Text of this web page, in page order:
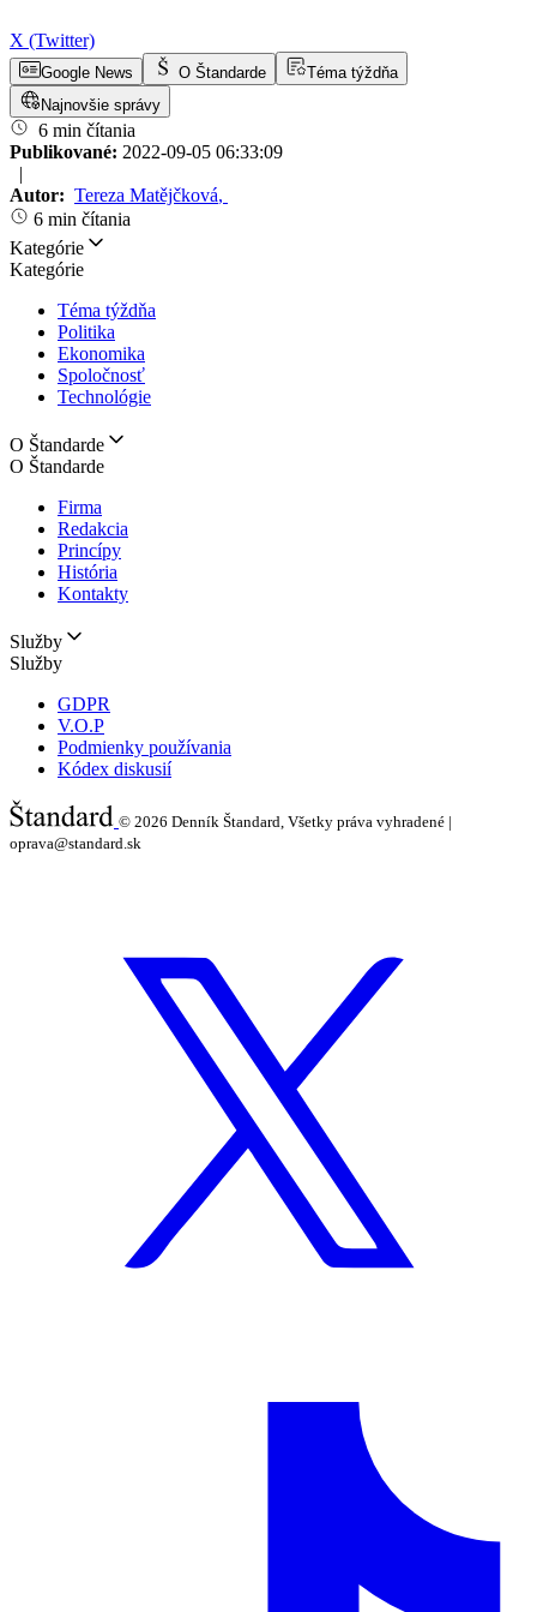
X (Twitter)
Google News O Štandarde
Téma týždňa
Najnovšie správy
6 min čítania
Publikované: 2022-09-05 06:33:09
|
Autor: Tereza Matějčková,
6 min čítania
Kategórie
Kategórie
Téma týždňa
Politika
Ekonomika
Spoločnosť
Technológie
O Štandarde
O Štandarde
Firma
Redakcia
Princípy
História
Kontakty
Služby
Služby
GDPR
V.O.P
Podmienky používania
Kódex diskusií
© 2026 Denník Štandard, Všetky práva vyhradené |
oprava@standard.sk